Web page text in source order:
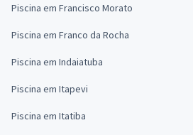
Piscina em Francisco Morato
Piscina em Franco da Rocha
Piscina em Indaiatuba
Piscina em Itapevi
Piscina em Itatiba